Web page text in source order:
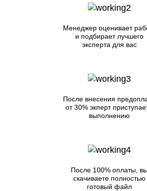
Менеджер оценивает
и подбирает лучшего
эксперта для вас
После внесения
от 30% экперт
выполнению
После 100% оплаты,
скачиваете полностью
готовый файл